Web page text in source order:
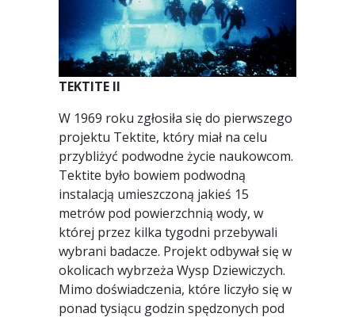
TEKTITE II
W 1969 roku zgłosiła się do pierwszego
projektu Tektite, który miał na celu
przybliżyć podwodne życie naukowcom.
Tektite było bowiem podwodną
instalacją umieszczoną jakieś 15
metrów pod powierzchnią wody, w
której przez kilka tygodni przebywali
wybrani badacze. Projekt odbywał się w
okolicach wybrzeża Wysp Dziewiczych.
Mimo doświadczenia, które liczyło się w
ponad tysiącu godzin spędzonych pod